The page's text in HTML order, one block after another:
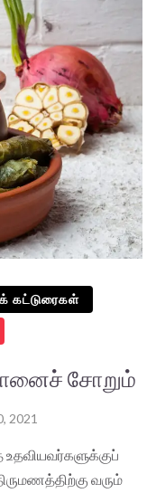
கட்டுரைகள்
சோறும்
2021
உதவியவர்களுக்குப்
வரும்